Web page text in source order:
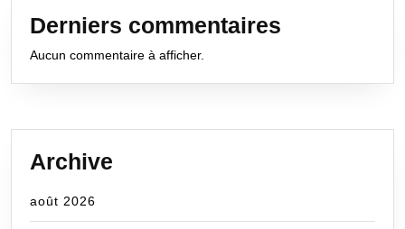
Derniers commentaires
Aucun commentaire à afficher.
Archive
août 2026